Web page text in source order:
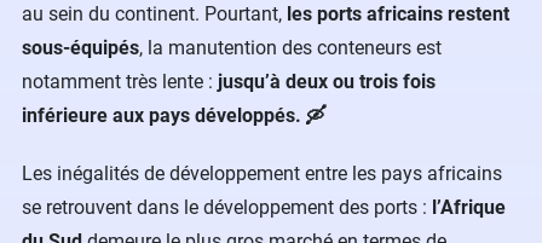
au sein du continent. Pourtant, les ports africains restent
sous-équipés, la manutention des conteneurs est
notamment très lente : jusqu’à deux ou trois fois
inférieure aux pays développés. 🛶
Les inégalités de développement entre les pays africains
se retrouvent dans le développement des ports : l’Afrique